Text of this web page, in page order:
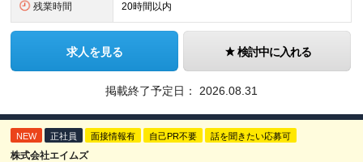
残業時間 20時間以内
求人を見る 検討中に入れる
掲載終了予定日： 2026.08.31
NEW 正社員 面接情報有 自己PR不要 話を聞きたい応募可
株式会社エイムズ